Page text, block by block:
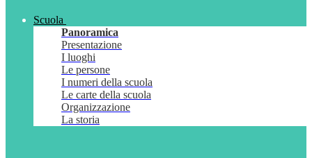
Scuola
Panoramica
Presentazione
I luoghi
Le persone
I numeri della scuola
Le carte della scuola
Organizzazione
La storia